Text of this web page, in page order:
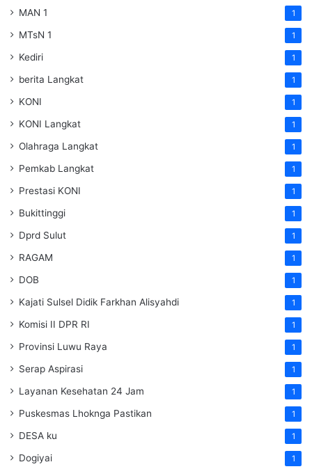
MAN 1 1
MTsN 1 1
Kediri 1
berita Langkat 1
KONI 1
KONI Langkat 1
Olahraga Langkat 1
Pemkab Langkat 1
Prestasi KONI 1
Bukittinggi 1
Dprd Sulut 1
RAGAM 1
DOB 1
Kajati Sulsel Didik Farkhan Alisyahdi 1
Komisi II DPR RI 1
Provinsi Luwu Raya 1
Serap Aspirasi 1
Layanan Kesehatan 24 Jam 1
Puskesmas Lhoknga Pastikan 1
DESA ku 1
Dogiyai 1